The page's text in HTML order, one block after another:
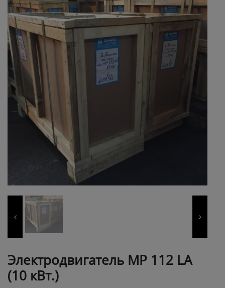
Электродвигатель МР 112 LА
(10 кВт.)